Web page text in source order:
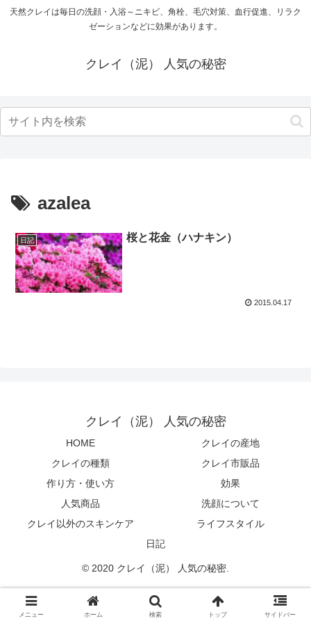
天然クレイは毎日の洗顔・入浴～ニキビ、角栓、毛穴対策、血行促進、リラク
ゼーションなどに効果があります。
クレイ（泥） 人気の秘密
azalea
日記 桜と花金（ハナキン）
2015.04.17
クレイ（泥） 人気の秘密
HOME
クレイの産地
クレイの種類
クレイ市販品
作り方・使い方
効果
人気商品
洗顔について
クレイ以外のスキンケア
ライフスタイル
日記
© 2020 クレイ（泥） 人気の秘密.
メニュー ホーム 検索 トップ サイドバー